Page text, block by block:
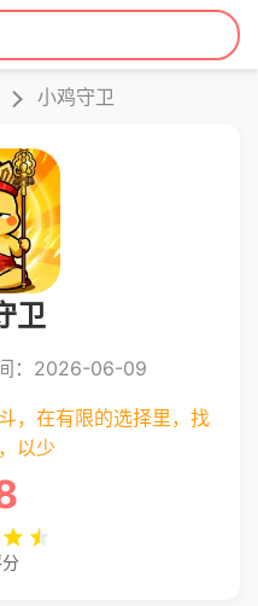
小鸡守卫
卫
：2026-06-09
，在有限的选择里，找
以少